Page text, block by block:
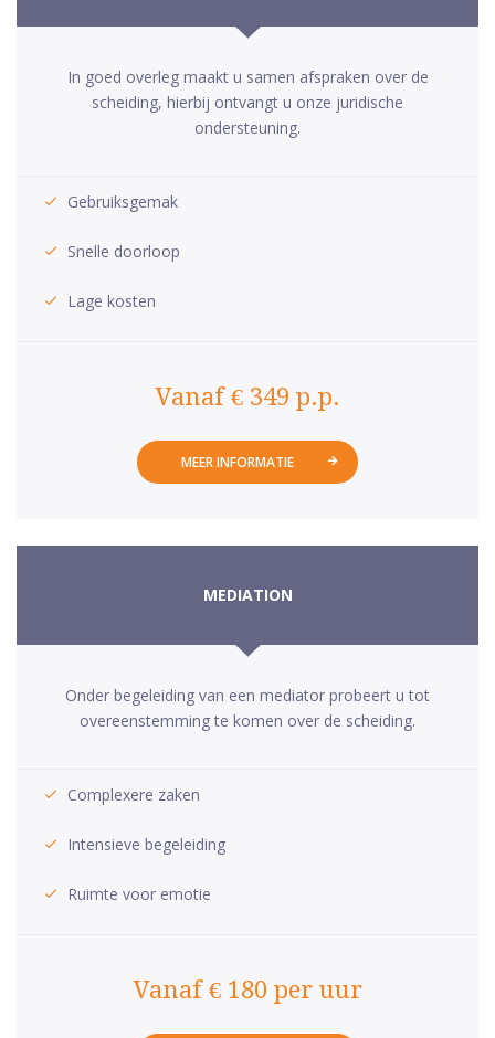
In goed overleg maakt u samen afspraken over de
scheiding, hierbij ontvangt u onze juridische
ondersteuning.
Gebruiksgemak
Snelle doorloop
Lage kosten
Vanaf € 349 p.p.
MEER INFORMATIE
MEDIATION
Onder begeleiding van een mediator probeert u tot
overeenstemming te komen over de scheiding.
Complexere zaken
Intensieve begeleiding
Ruimte voor emotie
Vanaf € 180 per uur